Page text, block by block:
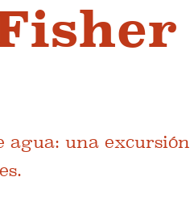
agua: una excursión